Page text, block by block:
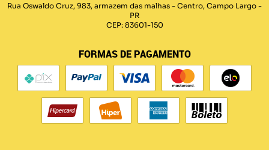
Rua Oswaldo Cruz, 983, armazem das malhas - Centro, Campo Largo -
PR
CEP: 83601-150
FORMAS DE PAGAMENTO